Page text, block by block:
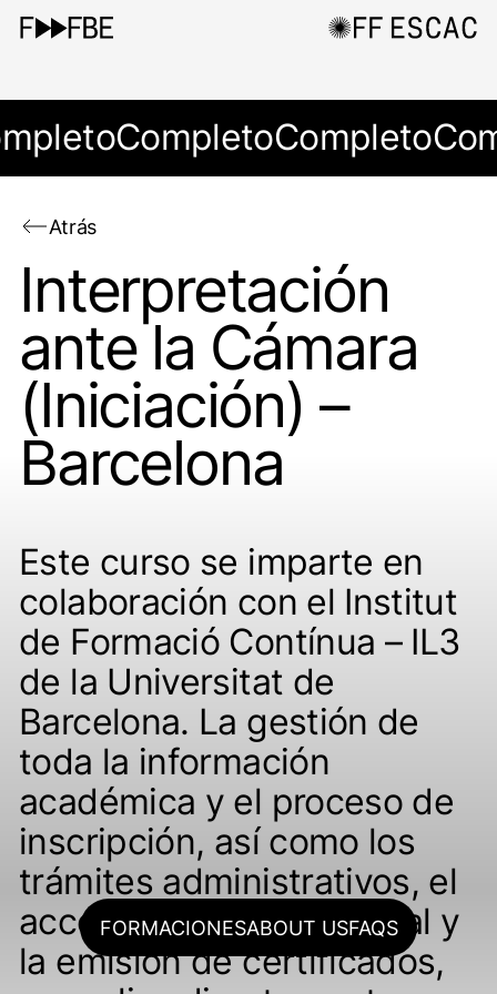
FORMACIONESABOUT USFAQS
CompletoCompleto
Atrás
Interpretación
ante la Cámara
(Iniciación) –
Barcelona
Este curso se imparte en
colaboración con el Institut
de Formació Contínua – IL3
de la Universitat de
Barcelona. La gestión de
toda la información
académica y el proceso de
inscripción, así como los
trámites administrativos, el
acceso al Campus Virtual y
la emisión de certificados,